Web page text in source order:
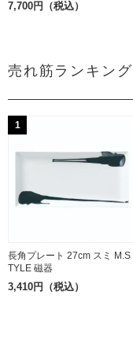
7,700円（税込）
売れ筋ランキング
1
長角プレート 27cm スミ M.S
TYLE 磁器
3,410円（税込）